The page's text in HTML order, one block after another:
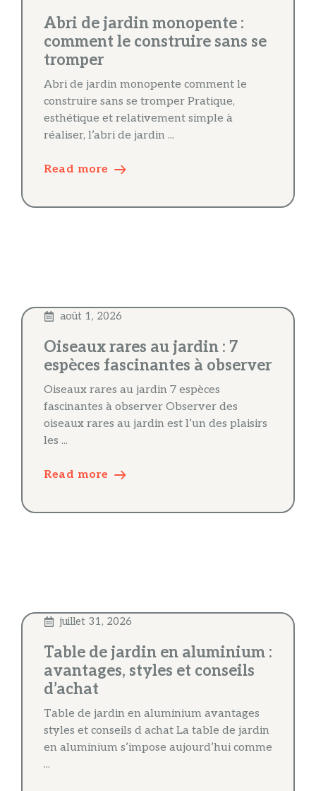
Abri de jardin monopente :
comment le construire sans se
tromper
Abri de jardin monopente comment le
construire sans se tromper Pratique,
esthétique et relativement simple à
réaliser, l’abri de jardin ...
Read more
août 1, 2026
Oiseaux rares au jardin : 7
espèces fascinantes à observer
Oiseaux rares au jardin 7 espèces
fascinantes à observer Observer des
oiseaux rares au jardin est l’un des plaisirs
les ...
Read more
juillet 31, 2026
Table de jardin en aluminium :
avantages, styles et conseils
d’achat
Table de jardin en aluminium avantages
styles et conseils d achat La table de jardin
en aluminium s’impose aujourd’hui comme
...